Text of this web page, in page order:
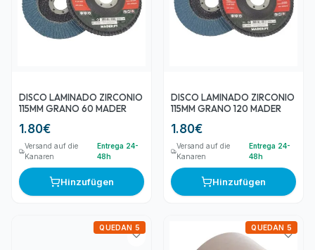
DISCO LAMINADO ZIRCONIO
115MM GRANO 60 MADER
1.80€
Versand auf die
Kanaren
Entrega 24-
48h
Hinzufügen
DISCO LAMINADO ZIRCONIO
115MM GRANO 120 MADER
1.80€
Versand auf die
Kanaren
Entrega 24-
48h
Hinzufügen
QUEDAN 5 QUEDAN 5